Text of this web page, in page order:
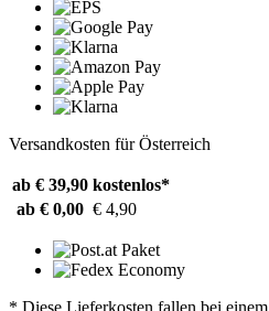
Versandkosten für Österreich
ab € 39,90 kostenlos*
ab € 0,00 € 4,90
* Diese Lieferkosten fallen bei